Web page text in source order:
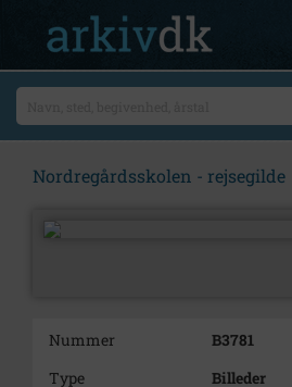
Nordregårdsskolen - rejsegilde
Nummer
B3781
Type
Billeder